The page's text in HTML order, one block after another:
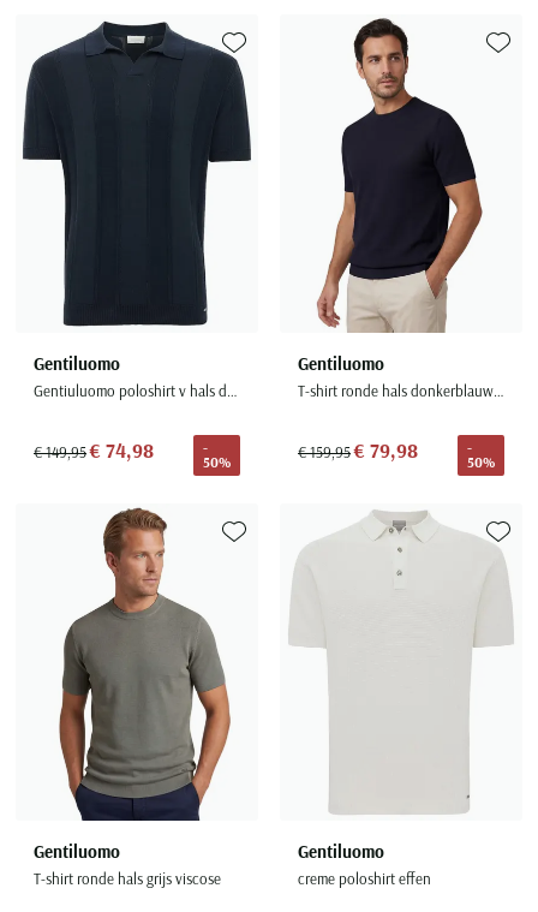
Gentiluomo
Gentiuluomo poloshirt v hals donkerblauw
€ 149,95€ 74,98
-
50%
Toevoegen aan favorieten
Gentiluomo
T-shirt ronde hals donkerblauw viscose
€ 159,95€ 79,98
-
50%
Gentiluomo
T-shirt ronde hals grijs viscose
Toevoegen aan favorieten
Gentiluomo
creme poloshirt effen